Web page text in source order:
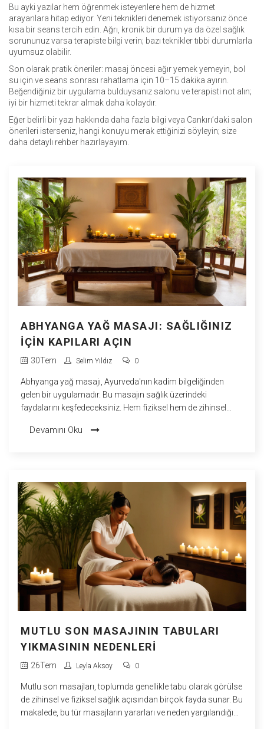
Bu ayki yazılar hem öğrenmek isteyenlere hem de hizmet
arayanlara hitap ediyor. Yeni teknikleri denemek istiyorsanız önce
kısa bir seans tercih edin. Ağrı, kronik bir durum ya da özel sağlık
sorununuz varsa terapiste bilgi verin; bazı teknikler tıbbi durumlarla
uyumsuz olabilir.
Son olarak pratik öneriler: masaj öncesi ağır yemek yemeyin, bol
su için ve seans sonrası rahatlama için 10–15 dakika ayırın.
Beğendiğiniz bir uygulama bulduysanız salonu ve terapisti not alın;
iyi bir hizmeti tekrar almak daha kolaydır.
Eğer belirli bir yazı hakkında daha fazla bilgi veya Cankırı’daki salon
önerileri isterseniz, hangi konuyu merak ettiğinizi söyleyin; size
daha detaylı rehber hazırlayayım.
ABHYANGA YAĞ MASAJI: SAĞLIĞINIZ
İÇIN KAPILARI AÇIN
30Tem Selim Yıldız 0
Abhyanga yağ masajı, Ayurveda'nın kadim bilgeliğinden
gelen bir uygulamadır. Bu masajın sağlık üzerindeki
faydalarını keşfedeceksiniz. Hem fiziksel hem de zihinsel
ipuçları sunuyoruz. Sağlığınıza nasıl etkisi olabileceğini
Devamını Oku
MUTLU SON MASAJININ TABULARI
YIKMASININ NEDENLERI
26Tem Leyla Aksoy 0
Mutlu son masajları, toplumda genellikle tabu olarak görülse
de zihinsel ve fiziksel sağlık açısından birçok fayda sunar. Bu
makalede, bu tür masajların yararları ve neden yargılandığı